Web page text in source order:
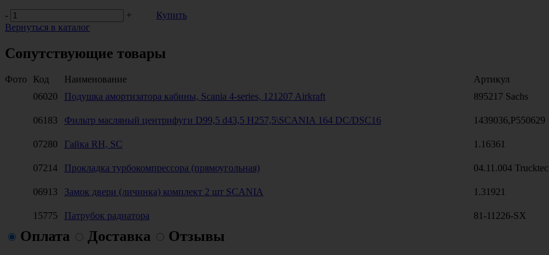
-
+
Купить
Вернуться в каталог
Сопутствующие товары
Фото Код Наименование Артикул
06020
Подушка амортизатора кабины, Scania 4-series, 121207 Airkraft 895217 Sachs
06183
Фильтр масляный центрифуги D99,5 d43,5 H257,5\SCANIA 164 DC/DSC16 1439036,P550629
07280
Гайка RH, SC 1.16361
07214
Прокладка турбокомпрессора (прямоугольная) 04.11.004 Trucktec
06913
Замок двери (личинка) комплект 2 шт SCANIA 1.31921
15775
Патрубок радиатора 81-11226-SX
Оплата Доставка Отзывы